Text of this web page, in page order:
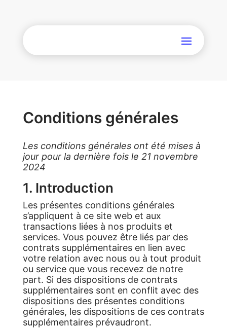
Conditions générales
Les conditions générales ont été mises à
jour pour la dernière fois le 21 novembre
2024
1. Introduction
Les présentes conditions générales
s’appliquent à ce site web et aux
transactions liées à nos produits et
services. Vous pouvez être liés par des
contrats supplémentaires en lien avec
votre relation avec nous ou à tout produit
ou service que vous recevez de notre
part. Si des dispositions de contrats
supplémentaires sont en conflit avec des
dispositions des présentes conditions
générales, les dispositions de ces contrats
supplémentaires prévaudront.